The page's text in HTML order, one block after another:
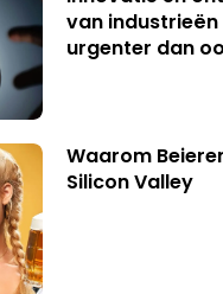
van
urgenter dan
Waarom
Silicon Valley